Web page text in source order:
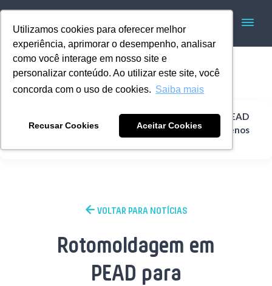
Utilizamos cookies para oferecer melhor
experiência, aprimorar o desempenho, analisar
como você interage em nosso site e
personalizar conteúdo. Ao utilizar este site, você
concorda com o uso de cookies. Saiba mais
Recusar Cookies Aceitar Cookies
Home Saneamento
Rotomoldagem em PEAD
para saneamento: menos
VOLTAR PARA NOTÍCIAS
Rotomoldagem em
PEAD para